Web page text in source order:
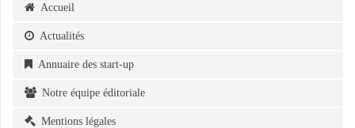
Accueil
Actualités
Annuaire des start-up
Notre équipe éditoriale
Mentions légales